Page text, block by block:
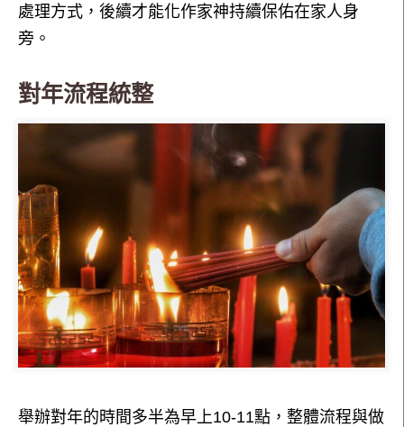
處理方式，後續才能化作家神持續保佑在家人身
旁。
對年流程統整
舉辦對年的時間多半為早上10-11點，整體流程與做